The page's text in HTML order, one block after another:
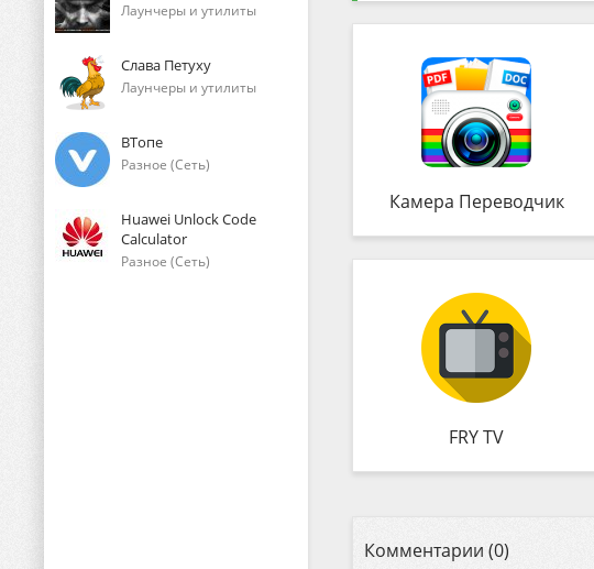
Лаунчеры и утилиты
Слава Петуху
Лаунчеры и утилиты
ВТопе
Разное (Сеть)
Huawei Unlock Code
Calculator
Разное (Сеть)
Камера Переводчик
FRY TV
Комментарии (0)